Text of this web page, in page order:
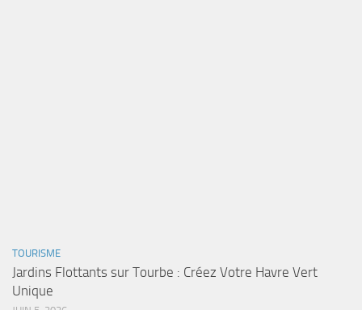
TOURISME
Jardins Flottants sur Tourbe : Créez Votre Havre Vert
Unique